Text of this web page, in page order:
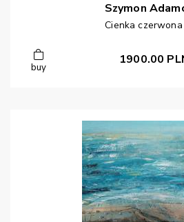
Szymon
Cienka
buy
1900.00